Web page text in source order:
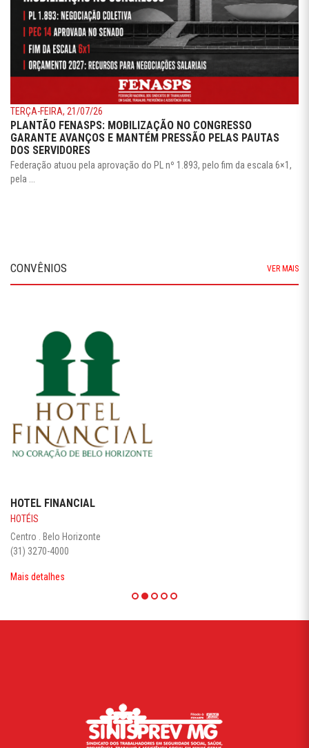
TERÇA-FEIRA, 21/07/26
PLANTÃO FENASPS: MOBILIZAÇÃO NO CONGRESSO
GARANTE AVANÇOS E MANTÉM PRESSÃO PELAS PAUTAS
DOS SERVIDORES
Federação atuou pela aprovação do PL nº 1.893, pelo fim da escala 6×1,
pela ...
CONVÊNIOS VER MAIS
HOTEL FINANCIAL
HOTÉIS
Centro . Belo Horizonte
(31) 3270-4000
Mais detalhes